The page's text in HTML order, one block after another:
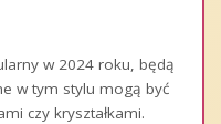
w 2024 roku, będą
w tym stylu mogą być
czy kryształkami.